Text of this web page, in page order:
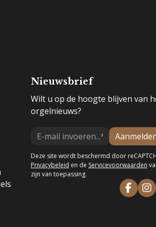
Nieuwsbrief
Wilt u op de hoogte blijven van
orgelnieuws?
Deze site wordt beschermd door
Privacybeleid en de Servicevoorwaarden
zijn van toepassing.